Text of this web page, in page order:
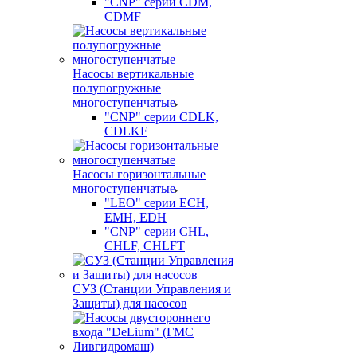
CDMF
Насосы вертикальные
полупогружные
многоступенчатые
"CNP" серии CDLK,
CDLKF
Насосы горизонтальные
многоступенчатые
"LEO" серии ECH,
EMH, EDH
"CNP" серии CHL,
CHLF, CHLFT
СУЗ (Станции Управления и
Защиты) для насосов